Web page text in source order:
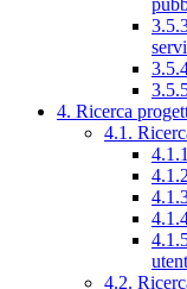
4. Ricerca
4.1.
4.2.